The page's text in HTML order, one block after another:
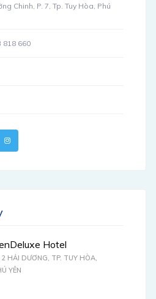
Chinh, P. 7, Tp. Tuy Hòa, Phú
818 660
Hotel
2 HẢI DƯƠNG, TP. TUY HÒA,
YÊN